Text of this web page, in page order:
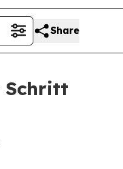
Share
Schritt